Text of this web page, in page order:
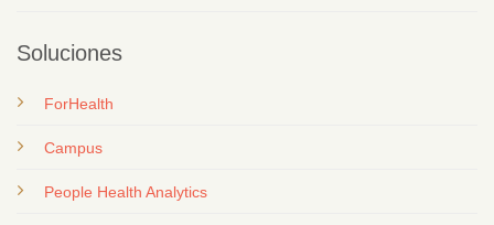
Soluciones
ForHealth
Campus
People Health Analytics